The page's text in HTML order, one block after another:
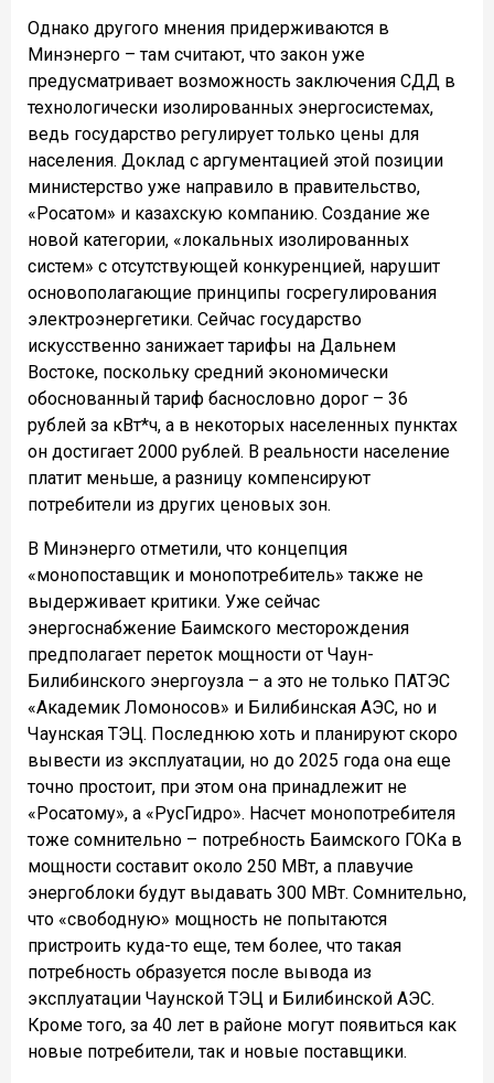
Однако другого мнения придерживаются в
Минэнерго – там считают, что закон уже
предусматривает возможность заключения СДД в
технологически изолированных энергосистемах,
ведь государство регулирует только цены для
населения. Доклад с аргументацией этой позиции
министерство уже направило в правительство,
«Росатом» и казахскую компанию. Создание же
новой категории, «локальных изолированных
систем» с отсутствующей конкуренцией, нарушит
основополагающие принципы госрегулирования
электроэнергетики. Сейчас государство
искусственно занижает тарифы на Дальнем
Востоке, поскольку средний экономически
обоснованный тариф баснословно дорог – 36
рублей за кВт*ч, а в некоторых населенных пунктах
он достигает 2000 рублей. В реальности население
платит меньше, а разницу компенсируют
потребители из других ценовых зон.
В Минэнерго отметили, что концепция
«монопоставщик и монопотребитель» также не
выдерживает критики. Уже сейчас
энергоснабжение Баимского месторождения
предполагает переток мощности от Чаун-
Билибинского энергоузла – а это не только ПАТЭС
«Академик Ломоносов» и Билибинская АЭС, но и
Чаунская ТЭЦ. Последнюю хоть и планируют скоро
вывести из эксплуатации, но до 2025 года она еще
точно простоит, при этом она принадлежит не
«Росатому», а «РусГидро». Насчет монопотребителя
тоже сомнительно – потребность Баимского ГОКа в
мощности составит около 250 МВт, а плавучие
энергоблоки будут выдавать 300 МВт. Сомнительно,
что «свободную» мощность не попытаются
пристроить куда-то еще, тем более, что такая
потребность образуется после вывода из
эксплуатации Чаунской ТЭЦ и Билибинской АЭС.
Кроме того, за 40 лет в районе могут появиться как
новые потребители, так и новые поставщики.